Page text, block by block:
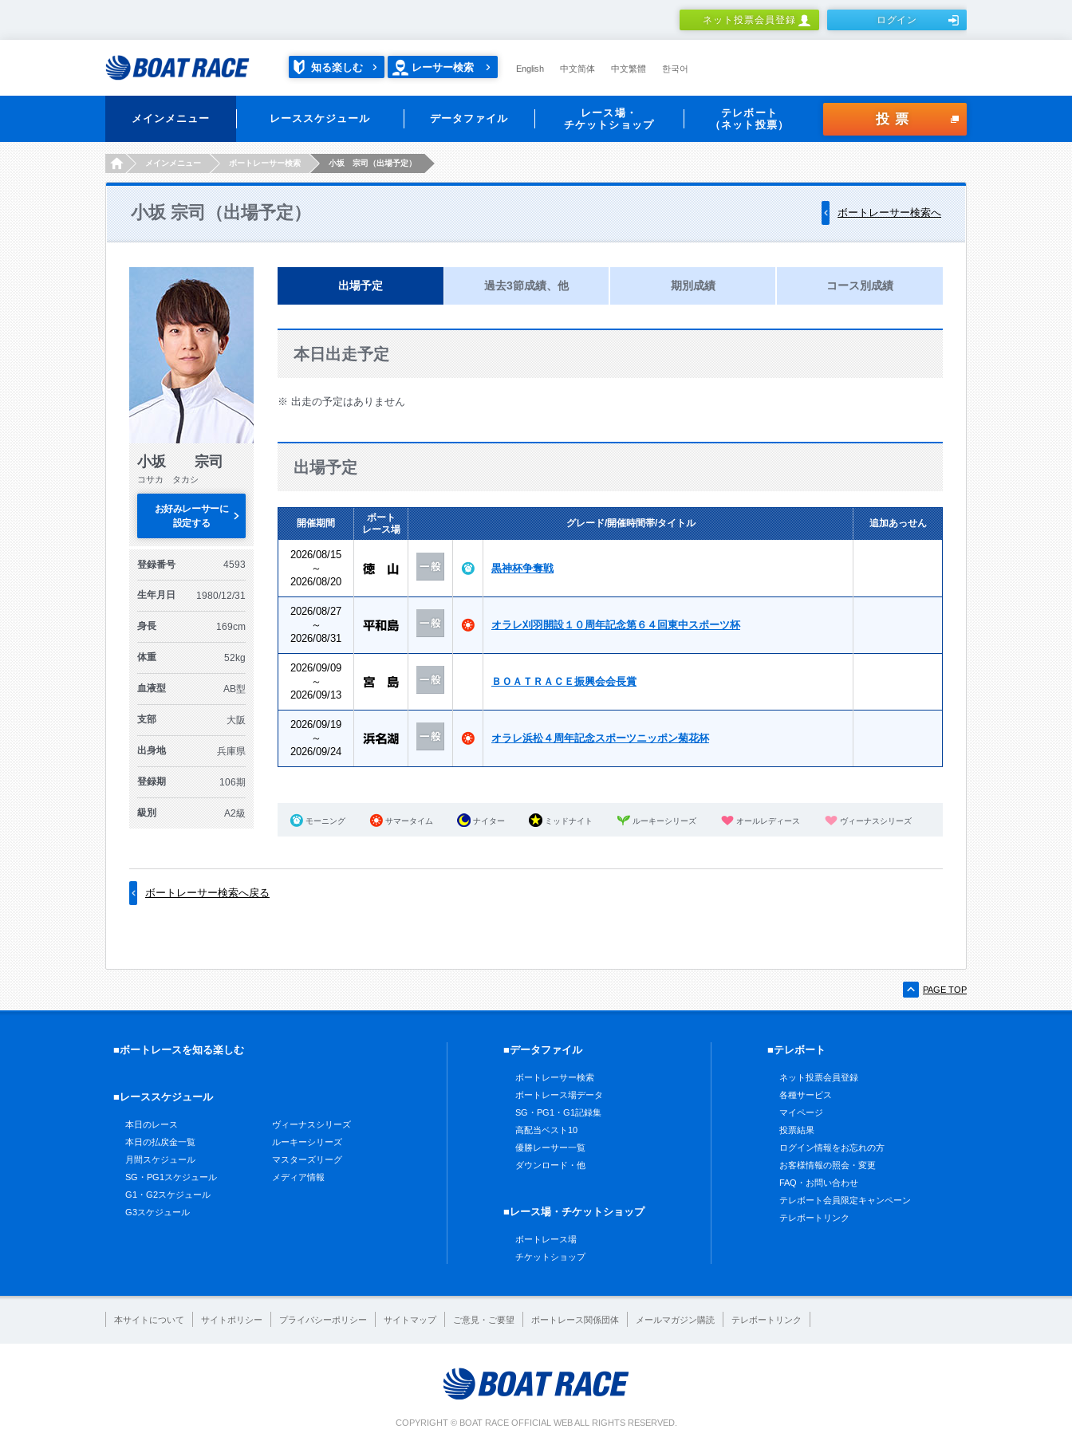
ネット投票会員登録 ログイン
知る楽しむ レーサー検索 English 中文简体 中文繁體 한국어
メインメニュー レーススケジュール データファイル
レース場・
チケットショップ
テレボート
（ネット投票）
投票
HOMEメインメニュー ボートレーサー検索 小坂 宗司（出場予定）
小坂 宗司（出場予定） ボートレーサー検索へ
小坂 宗司
コサカ タカシ
お好みレーサーに
設定する
登録番号 4593
生年月日 1980/12/31
身長 169cm
体重 52kg
血液型 AB型
支部 大阪
出身地 兵庫県
登録期 106期
級別 A2級
出場予定 過去3節成績、他 期別成績 コース別成績
本日出走予定
※ 出走の予定はありません
出場予定
開催期間
ボート
レース場
グレード/開催時間帯/タイトル 追加あっせん
2026/08/15
～
2026/08/20
黒神杯争奪戦
2026/08/27
～
2026/08/31
オラレ刈羽開設１０周年記念第６４回東中スポーツ杯
2026/09/09
～
2026/09/13
ＢＯＡＴＲＡＣＥ振興会会長賞
2026/09/19
～
2026/09/24
オラレ浜松４周年記念スポーツニッポン菊花杯
モーニング サマータイム ナイター ミッドナイト ルーキーシリーズ オールレディース ヴィーナスシリーズ
ボートレーサー検索へ戻る
PAGE TOP
■ボートレースを知る楽しむ
■レーススケジュール
本日のレース
本日の払戻金一覧
月間スケジュール
SG・PG1スケジュール
G1・G2スケジュール
G3スケジュール
ヴィーナスシリーズ
ルーキーシリーズ
マスターズリーグ
メディア情報
■データファイル
ボートレーサー検索
ボートレース場データ
SG・PG1・G1記録集
高配当ベスト10
優勝レーサー一覧
ダウンロード・他
■レース場・チケットショップ
ボートレース場
チケットショップ
■テレボート
ネット投票会員登録
各種サービス
マイページ
投票結果
ログイン情報をお忘れの方
お客様情報の照会・変更
FAQ・お問い合わせ
テレボート会員限定キャンペーン
テレボートリンク
本サイトについて サイトポリシー プライバシーポリシー サイトマップ ご意見・ご要望 ボートレース関係団体 メールマガジン購読 テレボートリンク
COPYRIGHT © BOAT RACE OFFICIAL WEB ALL RIGHTS RESERVED.